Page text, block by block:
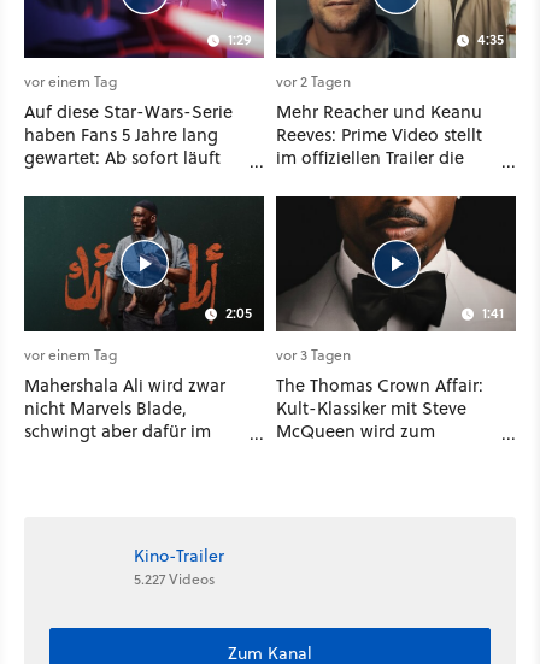
1:29
vor einem Tag
Auf diese Star-Wars-Serie
haben Fans 5 Jahre lang
gewartet: Ab sofort läuft
Disney Plus
4:35
vor 2 Tagen
Mehr Reacher und Keanu
Reeves: Prime Video stellt
im offiziellen Trailer die
August 2026 vor
2:05
vor einem Tag
Mahershala Ali wird zwar
nicht Marvels Blade,
schwingt aber dafür im
1:41
vor 3 Tagen
The Thomas Crown Affair:
Kult-Klassiker mit Steve
McQueen wird zum
Kino-Trailer
5.227 Videos
Zum Kanal